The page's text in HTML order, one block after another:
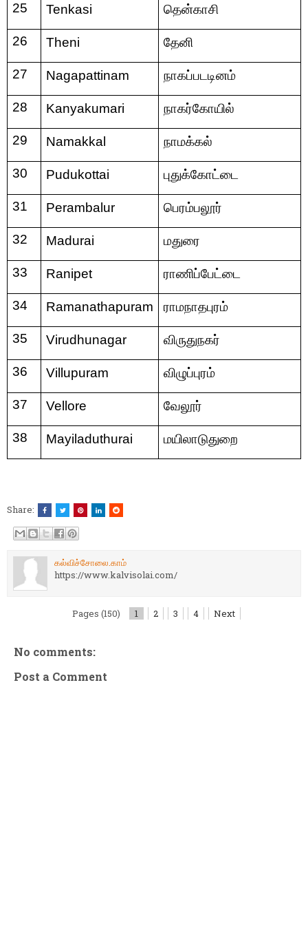
25 Tenkasi தென்காசி
26 Theni தேனி
27 Nagapattinam நாகப்படடினம்
28 Kanyakumari நாகர்கோயில்
29 Namakkal நாமக்கல்
30 Pudukottai புதுக்கோட்டை
31 Perambalur பெரம்பலூர்
32 Madurai மதுரை
33 Ranipet ராணிப்பேட்டை
34 Ramanathapuram ராமநாதபுரம்
35 Virudhunagar விருதுநகர்
36 Villupuram விழுப்புரம்
37 Vellore வேலூர்
38 Mayiladuthurai மயிலாடுதுறை
Share:
கல்விச்சோலை.காம்
https://www.kalvisolai.com/
Pages (150) 1 2 3 4 Next
No comments:
Post a Comment